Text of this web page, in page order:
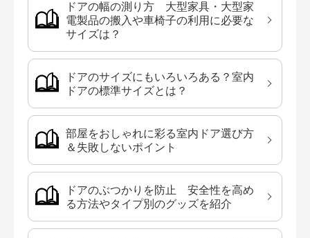
ドアの幅の測り方 大型家具・大型家
電製品の搬入や車椅子の利用に必要な
サイズは？
ドアのサイズにもいろいろある？室内
ドアの標準サイズとは？
部屋をおしゃれに彩る室内ドア選び方
＆失敗しないポイント
ドアのぶつかりを防止 安全性を高め
る方法やタイプ別のグッズを紹介